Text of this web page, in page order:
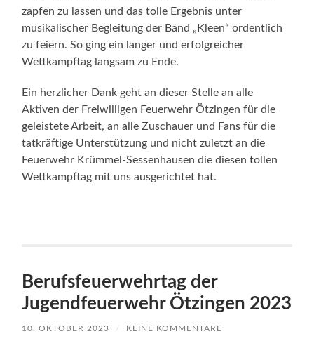
zapfen zu lassen und das tolle Ergebnis unter
musikalischer Begleitung der Band „Kleen“ ordentlich
zu feiern. So ging ein langer und erfolgreicher
Wettkampftag langsam zu Ende.
Ein herzlicher Dank geht an dieser Stelle an alle
Aktiven der Freiwilligen Feuerwehr Ötzingen für die
geleistete Arbeit, an alle Zuschauer und Fans für die
tatkräftige Unterstützung und nicht zuletzt an die
Feuerwehr Krümmel-Sessenhausen die diesen tollen
Wettkampftag mit uns ausgerichtet hat.
Berufsfeuerwehrtag der
Jugendfeuerwehr Ötzingen 2023
10. OKTOBER 2023 / KEINE KOMMENTARE